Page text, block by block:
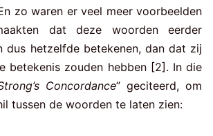
zo waren er veel meer voorbeelden
dat deze woorden eerder
dus hetzelfde betekenen, dan dat zij
betekenis zouden hebben [2]. In die
Concordance” geciteerd, om
tussen de woorden te laten zien: